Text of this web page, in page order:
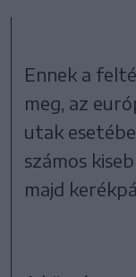
Ennek a
meg, az
utak
számos
majd